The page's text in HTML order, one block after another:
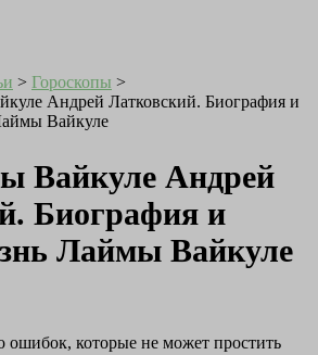
> Гороскопы >
Андрей Латковский. Биография и
Вайкуле
Вайкуле Андрей
Биография и
Лаймы Вайкуле
ошибок, которые не может простить